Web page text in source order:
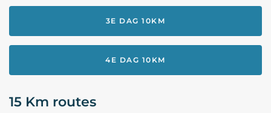
3E DAG 10KM
4E DAG 10KM
15 Km routes